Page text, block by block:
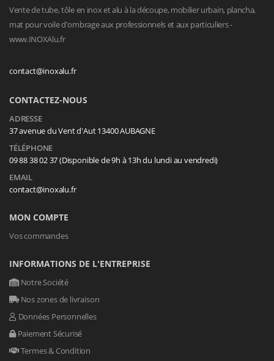
Vente de tube, tôle en inox et alu à la découpe, mobilier urbain, plancha,
mat pour voile d'ombrage aux professionnels et aux particuliers -
www.INOXAlu.fr
contact@inoxalu.fr
CONTACTEZ-NOUS
ADRESSE
37 avenue du Vent d'Aut 13400 AUBAGNE
TÉLÉPHONE
09 88 38 02 37 (Disponible de 9h à 13h du lundi au vendredi)
EMAIL
contact@inoxalu.fr
MON COMPTE
Vos commandes
INFORMATIONS DE L'ENTREPRISE
Notre Société
Nos zones de livraison
Données Personnelles
Paiement Sécurisé
Termes & Condition